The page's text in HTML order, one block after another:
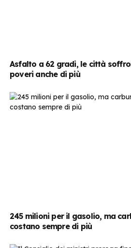
Asfalto a 62 gradi, le città
poveri anche di più
245 milioni per il gasolio, ma
costano sempre di più